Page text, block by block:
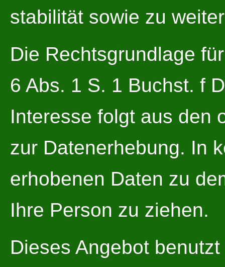
stabilität sowie zu
Die Rechtsgrundlage
6 Abs. 1 S. 1 Buchst. f
Interesse folgt aus den
zur Datenerhebung. In
erhobenen Daten zu
Ihre Person zu ziehen.
Dieses Angebot